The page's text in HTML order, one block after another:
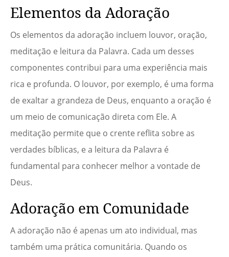
Elementos da Adoração
Os elementos da adoração incluem louvor, oração,
meditação e leitura da Palavra. Cada um desses
componentes contribui para uma experiência mais
rica e profunda. O louvor, por exemplo, é uma forma
de exaltar a grandeza de Deus, enquanto a oração é
um meio de comunicação direta com Ele. A
meditação permite que o crente reflita sobre as
verdades bíblicas, e a leitura da Palavra é
fundamental para conhecer melhor a vontade de
Deus.
Adoração em Comunidade
A adoração não é apenas um ato individual, mas
também uma prática comunitária. Quando os